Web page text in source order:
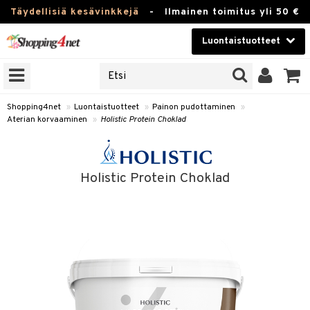
Täydellisiä kesävinkkejä - Ilmainen toimitus yli 50 €
Luontaistuotteet
Kauneudenhoito
Piilolinssit
Tuotemerkkejä
Shopping4net » Luontaistuotteet » Painon pudottaminen
»
Aterian korvaaminen
» Holistic Protein Choklad
Holistic Protein Choklad